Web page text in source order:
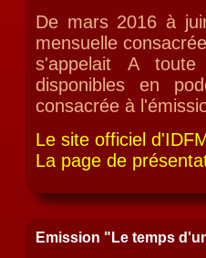
De mars 2016 à
mensuelle
s'appelait A toute
disponibles en
consacrée à
Le site officiel
La page de
Emission "Le temps